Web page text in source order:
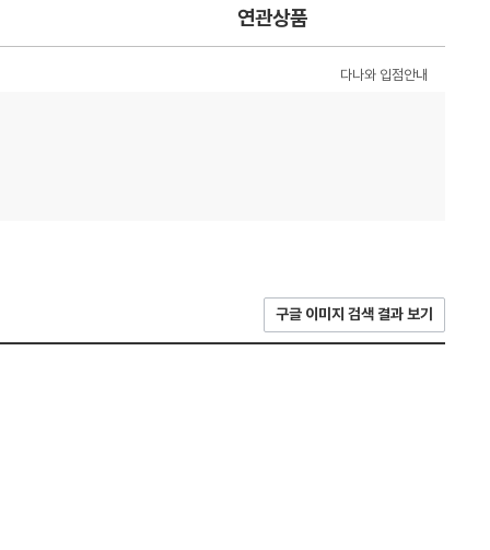
연관상품
다나와 입점안내
구글 이미지 검색 결과 보기